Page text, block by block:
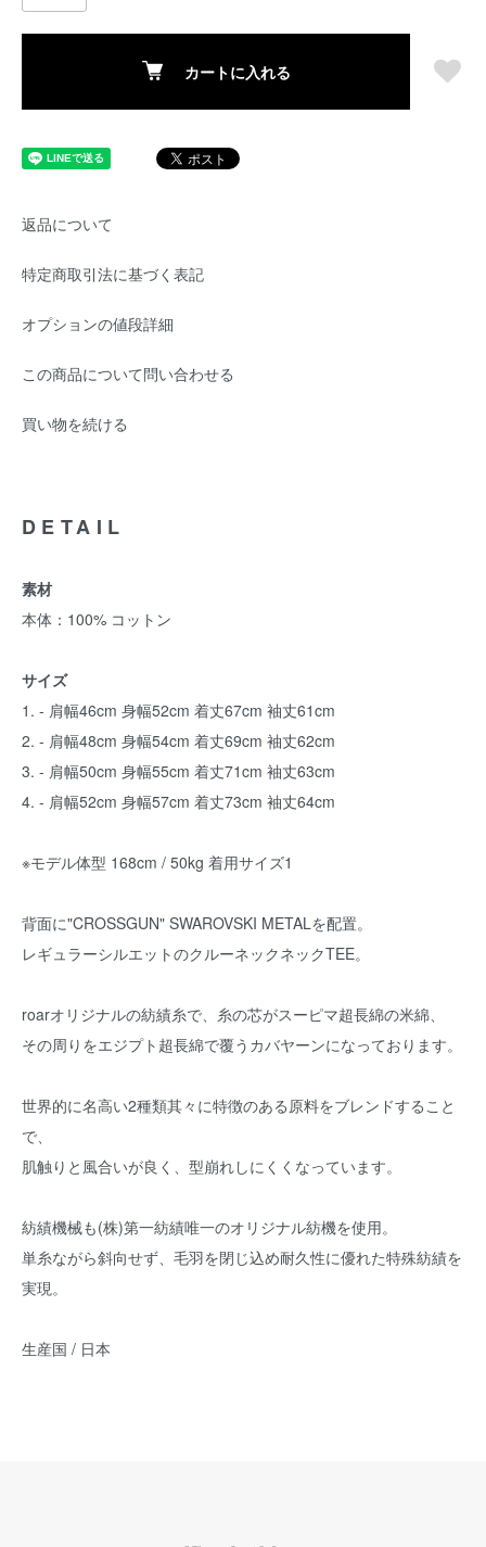
カートに入れる
返品について
特定商取引法に基づく表記
オプションの値段詳細
この商品について問い合わせる
買い物を続ける
DETAIL
素材
本体：100% コットン
サイズ
1. - 肩幅46cm 身幅52cm 着丈67cm 袖丈61cm
2. - 肩幅48cm 身幅54cm 着丈69cm 袖丈62cm
3. - 肩幅50cm 身幅55cm 着丈71cm 袖丈63cm
4. - 肩幅52cm 身幅57cm 着丈73cm 袖丈64cm
※モデル体型 168cm / 50kg 着用サイズ1
背面に"CROSSGUN" SWAROVSKI METALを配置。
レギュラーシルエットのクルーネックネックTEE。
roarオリジナルの紡績糸で、糸の芯がスーピマ超長綿の米綿、
その周りをエジプト超長綿で覆うカバヤーンになっております。
世界的に名高い2種類其々に特徴のある原料をブレンドすること
で、
肌触りと風合いが良く、型崩れしにくくなっています。
紡績機械も(株)第一紡績唯一のオリジナル紡機を使用。
単糸ながら斜向せず、毛羽を閉じ込め耐久性に優れた特殊紡績を
実現。
生産国 / 日本